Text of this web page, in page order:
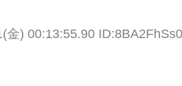
金) 00:13:55.90 ID:8BA2FhSs0